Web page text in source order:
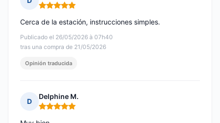
Nota: 5 de 5
Publicado el 26/05/2026 à 07h40
tras una compra de 21/05/2026
Cerca de la estación, instrucciones simples.
Opinión traducida
D
Delphine M.
Nota: 5 de 5